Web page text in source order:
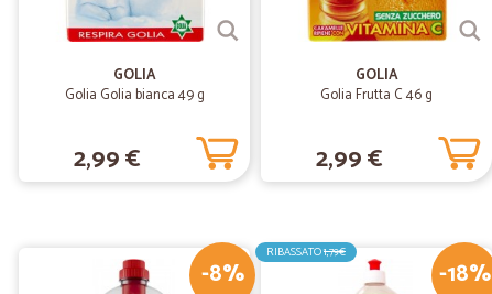
GOLIA
Golia Golia bianca 49 g
2,99 €
GOLIA
Golia Frutta C 46 g
2,99 €
-8% -18%
RIBASSATO1,79€